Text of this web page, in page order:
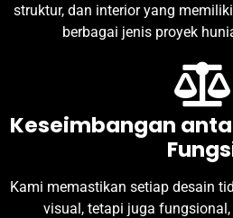
struktur, dan interior yang
berbagai jenis proyek
Keseimbangan
Kami memastikan setiap desain
visual, tetapi juga